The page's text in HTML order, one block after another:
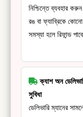
নিশ্চিন্তে ব্যবহার
রঙ বা ফ্যাব্রিকে কোনো
সমস্যা হলে রিফান্ড
ক্যাশ অন
সুবিধা
ডেলিভারি ম্যানের